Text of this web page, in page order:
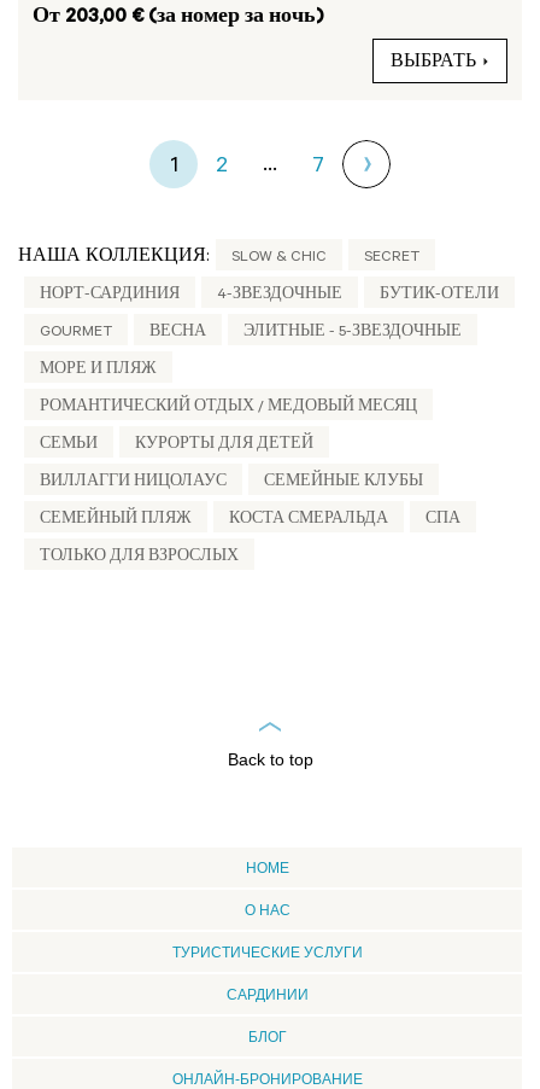
От 203,00 € (за номер за ночь)
ВЫБРАТЬ
1 2 ... 7
НАША КОЛЛЕКЦИЯ: SLOW & CHIC SECRET
НОРТ-САРДИНИЯ 4-ЗВЕЗДОЧНЫЕ БУТИК-ОТЕЛИ
GOURMET ВЕСНА ЭЛИТНЫЕ - 5-ЗВЕЗДОЧНЫЕ
МОРЕ И ПЛЯЖ
РОМАНТИЧЕСКИЙ ОТДЫХ / МЕДОВЫЙ МЕСЯЦ
СЕМЬИ КУРОРТЫ ДЛЯ ДЕТЕЙ
ВИЛЛАГГИ НИЦОЛАУС СЕМЕЙНЫЕ КЛУБЫ
СЕМЕЙНЫЙ ПЛЯЖ КОСТА СМЕРАЛЬДА СПА
ТОЛЬКО ДЛЯ ВЗРОСЛЫХ
Back to top
HOME
О НАС
ТУРИСТИЧЕСКИЕ УСЛУГИ
CАРДИНИИ
БЛОГ
ОНЛАЙН-БРОНИРОВАНИЕ